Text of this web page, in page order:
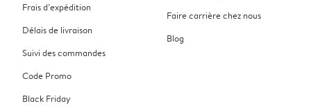
Frais d’expédition
Délais de livraison
Suivi des commandes
Code Promo
Black Friday
Faire carrière chez nous
Blog